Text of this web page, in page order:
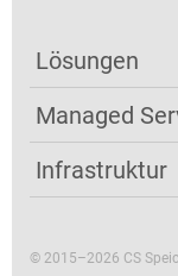
Lösungen
Managed
Infrastruktur
© 2015–2026 CS